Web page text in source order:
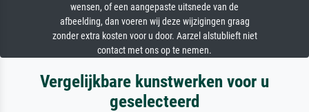
wensen, of een aangepaste uitsnede van de
afbeelding, dan voeren wij deze wijzigingen graag
zonder extra kosten voor u door. Aarzel alstublieft niet
contact met ons op te nemen.
Vergelijkbare kunstwerken voor u
geselecteerd